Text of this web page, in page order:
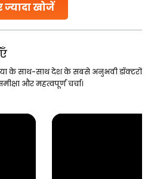
खोजें
के साथ-साथ देश के सबसे अनुभवी डॉक्टरों
और महत्वपूर्ण चर्चा।